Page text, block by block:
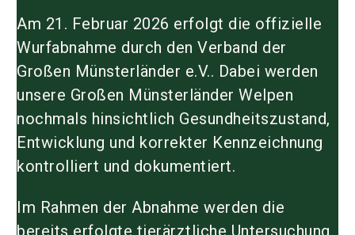
Am 21. Februar 2026 erfolgt die offizielle
Wurfabnahme durch den Verband der
Großen Münsterländer e.V.. Dabei werden
unsere Großen Münsterländer Welpen
nochmals hinsichtlich Gesundheitszustand,
Entwicklung und korrekter Kennzeichnung
kontrolliert und dokumentiert.
Im Rahmen der Abnahme werden die
bereits erfolgte tierärztliche Untersuchung,